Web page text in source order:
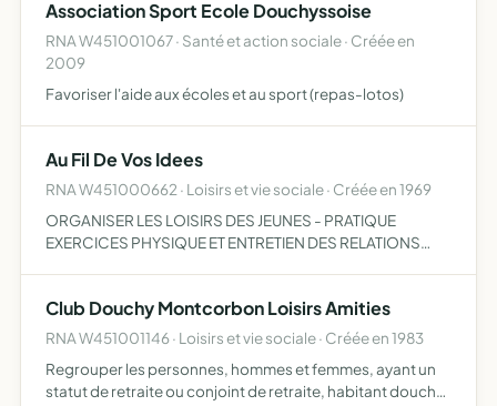
ca…
Association Sport Ecole Douchyssoise
RNA W451001067 · Santé et action sociale · Créée en
2009
Favoriser l'aide aux écoles et au sport (repas-lotos)
Au Fil De Vos Idees
RNA W451000662 · Loisirs et vie sociale · Créée en 1969
ORGANISER LES LOISIRS DES JEUNES - PRATIQUE
EXERCICES PHYSIQUE ET ENTRETIEN DES RELATIONS
Club Douchy Montcorbon Loisirs Amities
RNA W451001146 · Loisirs et vie sociale · Créée en 1983
Regrouper les personnes, hommes et femmes, ayant un
statut de retraite ou conjoint de retraite, habitant douchy